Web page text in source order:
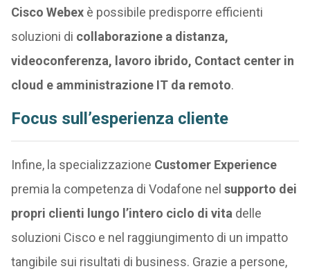
Cisco Webexè possibile predisporre efficienti
soluzioni di collaborazione a distanza,
videoconferenza, lavoro ibrido, Contact center in
cloud e amministrazione IT da remoto.
Focus sull’esperienza cliente
Infine, la specializzazione Customer Experience
premia la competenza di Vodafone nel supporto dei
propri clienti lungo l’intero ciclo di vita delle
soluzioni Cisco e nel raggiungimento di un impatto
tangibile sui risultati di business. Grazie a persone,